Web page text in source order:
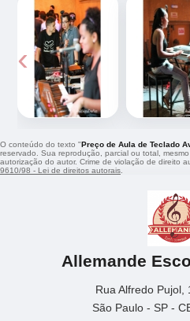
‹
O conteúdo do texto "Preço de Aula de Teclado
reservado. Sua reprodução, parcial ou total,
autorização do autor. Crime de violação de direito
9610/98 - Lei de direitos autorais
Allemande
Rua Alfredo Pujol,
São Paulo - SP -